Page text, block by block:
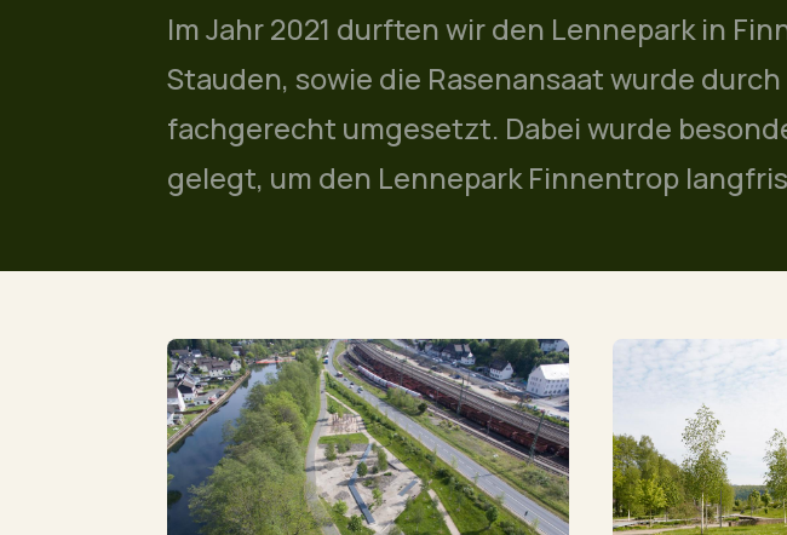
Im Jahr 2021 durften wir den Lennepark in
Stauden, sowie die Rasenansaat wurde
fachgerecht umgesetzt. Dabei wurde
gelegt, um den Lennepark Finnentrop